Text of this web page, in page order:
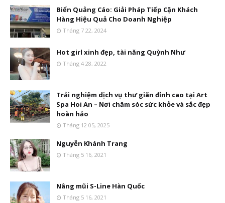
Biển Quảng Cáo: Giải Pháp Tiếp Cận Khách
Hàng Hiệu Quả Cho Doanh Nghiệp
Tháng 7 22, 2024
Hot girl xinh đẹp, tài năng Quỳnh Như
Tháng 4 28, 2022
Trải nghiệm dịch vụ thư giãn đỉnh cao tại Art
Spa Hoi An – Nơi chăm sóc sức khỏe và sắc đẹp
hoàn hảo
Tháng 12 05, 2025
Nguyễn Khánh Trang
Tháng 5 16, 2021
Nâng mũi S-Line Hàn Quốc
Tháng 5 16, 2021